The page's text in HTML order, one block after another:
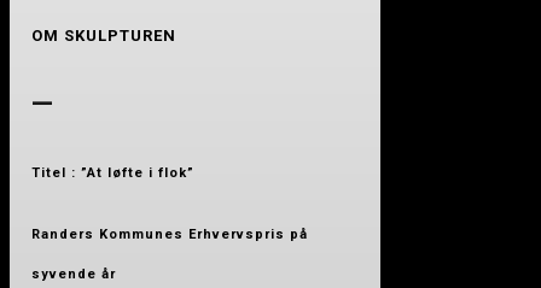
OM SKULPTUREN
—
Titel : ”At løfte i flok”
Randers Kommunes Erhvervspris på
syvende år